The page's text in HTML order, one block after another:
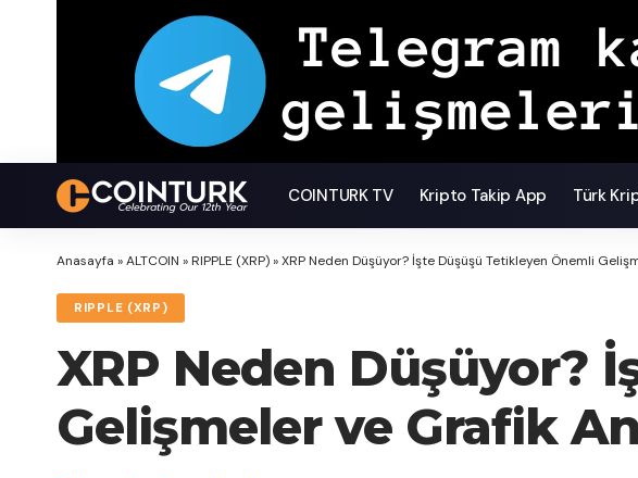
COINTURK TV Kripto Takip App Türk
Anasayfa »ALTCOIN »RIPPLE (XRP)»XRP Neden Düşüyor? İşte Düşüşü Tetikleyen Önemli
RIPPLE (XRP)
XRP Neden Düşüyor?
Gelişmeler ve Grafik